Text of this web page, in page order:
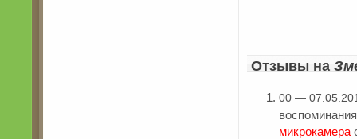
Отзывы на
00 —
микрокамера